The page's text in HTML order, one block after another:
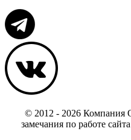
© 2012 - 2026
замечания по работе